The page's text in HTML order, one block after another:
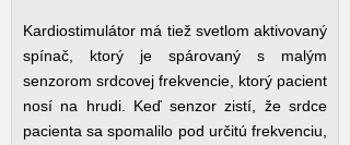
Kardiostimulátor má tiež svetlom aktivovaný
spínač, ktorý je spárovaný s malým
senzorom srdcovej frekvencie, ktorý pacient
nosí na hrudi. Keď senzor zistí, že srdce
pacienta sa spomalilo pod určitú frekvenciu,